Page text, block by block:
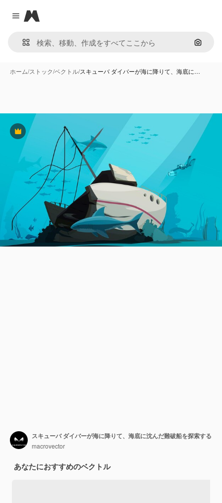
Close menu
Magnific
画像で
ホーム/ストック/ベクトル/スキューバ ダイバーが海に降りて、海底に…
Premium
スキューバ ダイバーが海に降りて、海底に沈んだ難破船を探索する
macrovector
あなたにおすすめのベクトル